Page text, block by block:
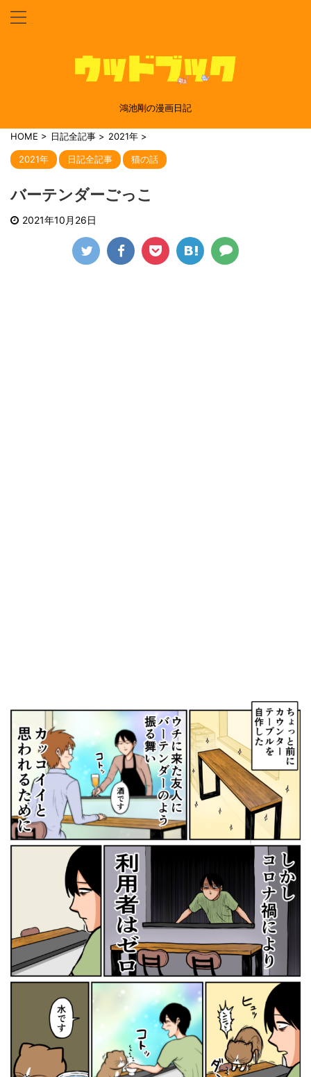
鴻池剛の漫画日記
HOME > 日記全記事 > 2021年 >
2021年 日記全記事 猫の話
バーテンダーごっこ
2021年10月26日